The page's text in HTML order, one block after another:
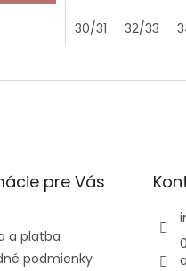
30/31 32/33
pre Vás
a platba
podmienky